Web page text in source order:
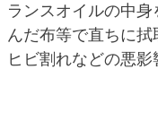
ランスオイルの中
んだ布等で直ちに拭
ヒビ割れなどの悪影